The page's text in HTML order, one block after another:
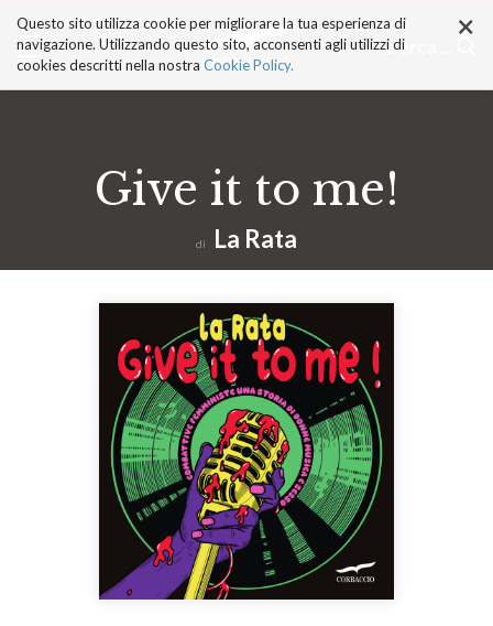
ai
contenuti.
|
Salta
Cerca ... ×
Questo sito utilizza cookie per migliorare la tua esperienza di
navigazione. Utilizzando questo sito, acconsenti agli utilizzi di
cookies descritti nella nostra Cookie Policy.
Give it to me!
di La Rata